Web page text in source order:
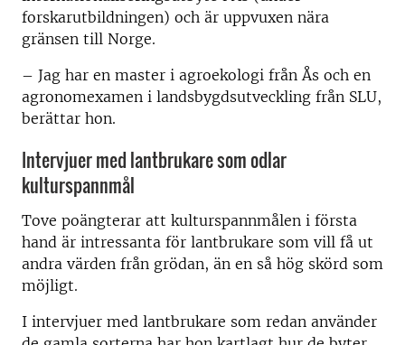
forskarutbildningen) och är uppvuxen nära
gränsen till Norge.
– Jag har en master i agroekologi från Ås och en
agronomexamen i landsbygdsutveckling från SLU,
berättar hon.
Intervjuer med lantbrukare som odlar
kulturspannmål
Tove poängterar att kulturspannmålen i första
hand är intressanta för lantbrukare som vill få ut
andra värden från grödan, än en så hög skörd som
möjligt.
I intervjuer med lantbrukare som redan använder